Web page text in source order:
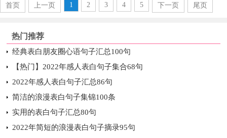
首页 上一页 1 2 3 4 5 下一页 尾页
热门推荐
经典表白朋友圈心语句子汇总100句
【热门】2022年感人表白句子集合68句
2022年感人表白句子汇总86句
简洁的浪漫表白句子集锦100条
实用的表白句子汇总80句
2022年简短的浪漫表白句子摘录95句